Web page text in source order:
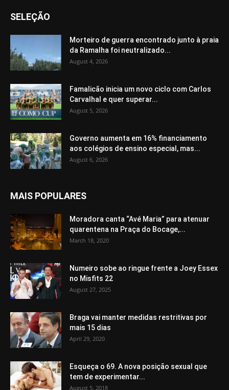
SELEÇÃO
Morteiro de guerra encontrado junto à praia
da Ramalha foi neutralizado...
August 4, 2026
Famalicão inicia um novo ciclo com Carlos
Carvalhal e quer superar...
August 5, 2026
Governo aumenta em 16% financiamento
aos colégios de ensino especial, mas...
August 6, 2026
MAIS POPULARES
Moradora canta “Avé Maria” para atenuar
quarentena na Praça do Bocage,...
March 18, 2020
Numeiro sobe ao ringue frente a Joey Essex
no Misfits 22
August 27, 2025
Braga vai manter medidas restritivas por
mais 15 dias
April 29, 2020
Esqueça o 69. A nova posição sexual que
tem de experimentar...
August 5, 2018